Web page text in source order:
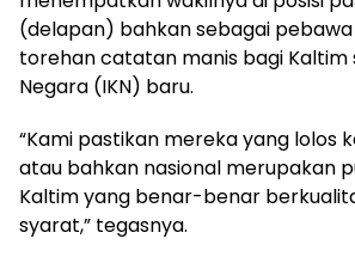
(delapan) bahkan sebagai
torehan catatan manis bagi Kaltim
Negara (IKN) baru.
“Kami pastikan mereka yang lolos
atau bahkan nasional merupakan
Kaltim yang benar-benar
syarat,” tegasnya.